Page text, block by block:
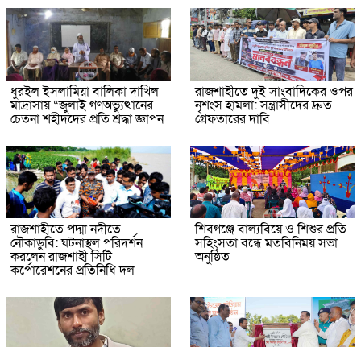
ধুরইল ইসলামিয়া বালিকা দাখিল
মাদ্রাসায় “জুলাই গণঅভ্যুত্থানের
চেতনা শহীদদের প্রতি শ্রদ্ধা জ্ঞাপন
রাজশাহীতে দুই সাংবাদিকের ওপর
নৃশংস হামলা: সন্ত্রাসীদের দ্রুত
গ্রেফতারের দাবি
রাজশাহীতে পদ্মা নদীতে
নৌকাডুবি: ঘটনাস্থল পরিদর্শন
করলেন রাজশাহী সিটি
কর্পোরেশনের প্রতিনিধি দল
শিবগঞ্জে বাল্যবিয়ে ও শিশুর প্রতি
সহিংসতা বন্ধে মতবিনিময় সভা
অনুষ্ঠিত